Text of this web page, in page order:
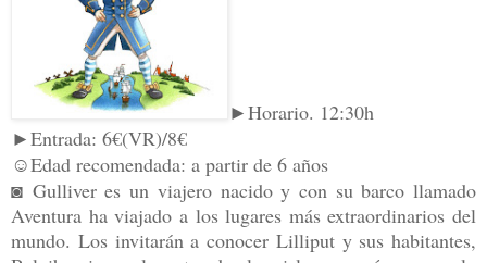
►Horario. 12:30h
►Entrada: 6€(VR)/8€
☺Edad recomendada: a partir de 6 años
◙ Gulliver es un viajero nacido y con su barco llamado
Aventura ha viajado a los lugares más extraordinarios del
mundo. Los invitarán a conocer Lilliput y sus habitantes,